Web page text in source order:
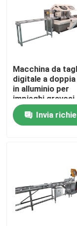
Casa
Circa noi
Macchina da
digitale a
in alluminio per
impieghi gravosi
Invia